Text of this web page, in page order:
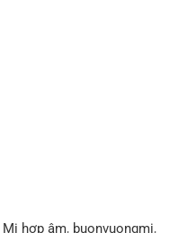
hợp âm, buonvuongmi,